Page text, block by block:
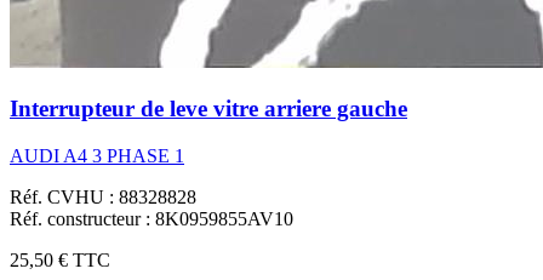
Interrupteur de leve vitre arriere gauche
AUDI A4 3 PHASE 1
Réf. CVHU : 88328828
Réf. constructeur : 8K0959855AV10
25,50 € TTC